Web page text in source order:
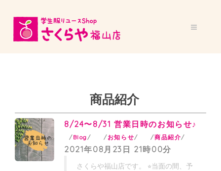
商品紹介
8/24〜8/31 営業日時のお知らせ♪
Blog お知らせ 商品紹介
2021年08月23日 21時00分
さくらや福山店です。 ⭐︎当面の間、予